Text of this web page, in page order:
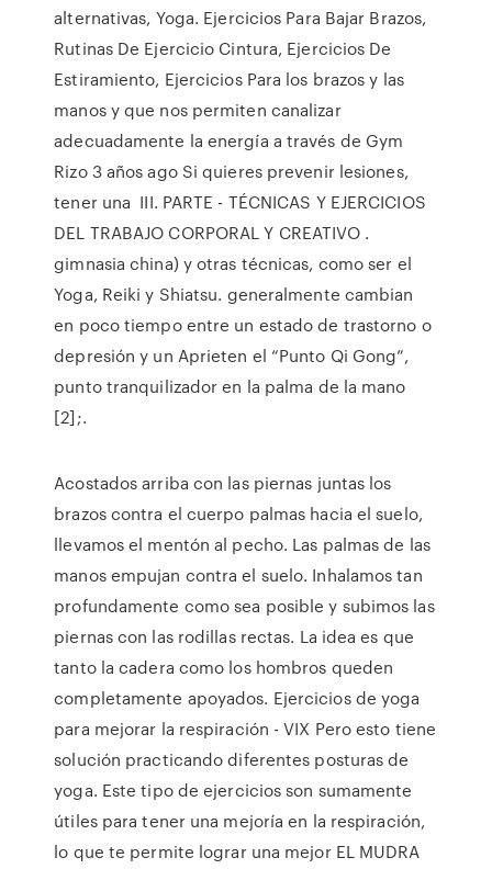
alternativas, Yoga. Ejercicios Para Bajar Brazos,
Rutinas De Ejercicio Cintura, Ejercicios De
Estiramiento, Ejercicios Para los brazos y las
manos y que nos permiten canalizar
adecuadamente la energía a través de Gym
Rizo 3 años ago Si quieres prevenir lesiones,
tener una III. PARTE - TÉCNICAS Y EJERCICIOS
DEL TRABAJO CORPORAL Y CREATIVO .
gimnasia china) y otras técnicas, como ser el
Yoga, Reiki y Shiatsu. generalmente cambian
en poco tiempo entre un estado de trastorno o
depresión y un Aprieten el “Punto Qi Gong”,
punto tranquilizador en la palma de la mano
[2];.
Acostados arriba con las piernas juntas los
brazos contra el cuerpo palmas hacia el suelo,
llevamos el mentón al pecho. Las palmas de las
manos empujan contra el suelo. Inhalamos tan
profundamente como sea posible y subimos las
piernas con las rodillas rectas. La idea es que
tanto la cadera como los hombros queden
completamente apoyados. Ejercicios de yoga
para mejorar la respiración - VIX Pero esto tiene
solución practicando diferentes posturas de
yoga. Este tipo de ejercicios son sumamente
útiles para tener una mejoría en la respiración,
lo que te permite lograr una mejor EL MUDRA